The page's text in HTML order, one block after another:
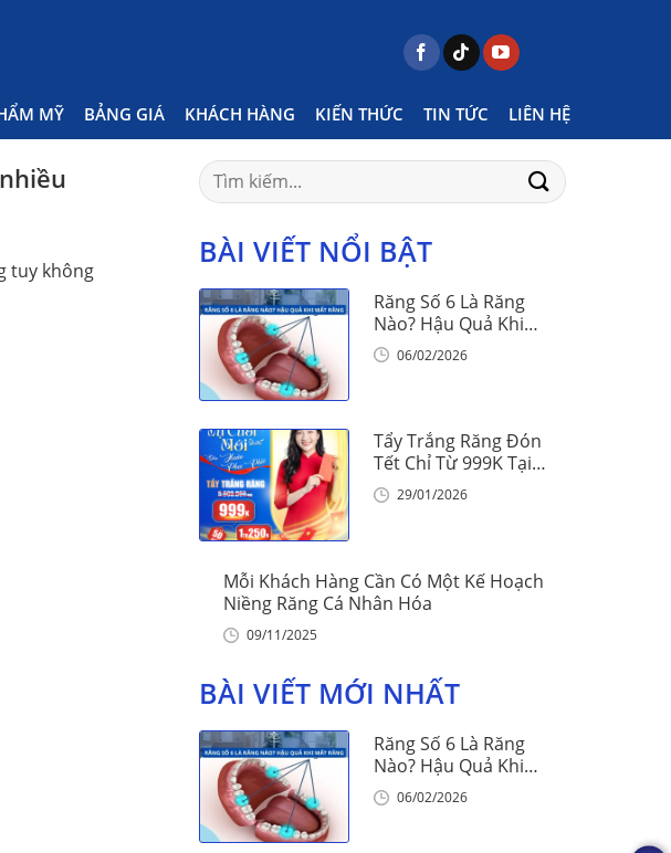
MỸ BẢNG GIÁ KHÁCH HÀNG KIẾN THỨC TIN TỨC LIÊN HỆ
Posts tagged "niềng răng mắc cài truyền thống"
tuy không
Search
for:
BÀI VIẾT NỔI BẬT
Răng Số 6 Là Răng
Nào? Hậu Quả Khi
Mất Răng Số 6
06/02/2026
Tẩy Trắng Răng Đón
Tết Chỉ Từ 999K Tại
Nha Khoa Vinalign
29/01/2026
Mỗi Khách Hàng Cần Có Một Kế Hoạch
Niềng Răng Cá Nhân Hóa
09/11/2025
BÀI VIẾT MỚI NHẤT
Răng Số 6 Là Răng
Nào? Hậu Quả Khi
Mất Răng Số 6
06/02/2026